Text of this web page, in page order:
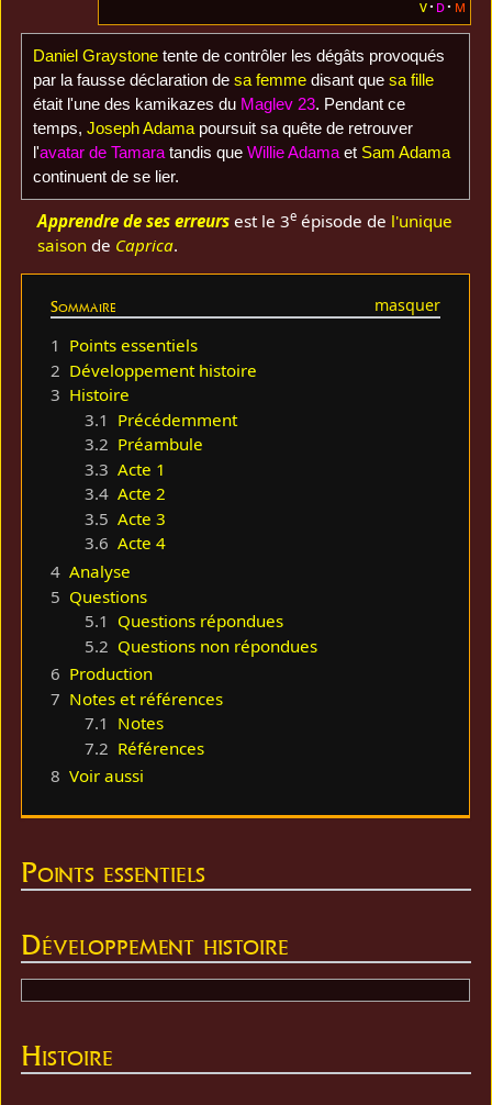
v d m
Daniel Graystonetente de contrôler les dégâts provoqués
par la fausse déclaration de sa femmedisant que sa fille
était l'une des kamikazes du Maglev 23. Pendant ce
temps, Joseph Adamapoursuit sa quête de retrouver
l'avatar de Tamaratandis que Willie Adamaet Sam Adama
continuent de se lier.
Apprendre de ses erreurs est le 3e épisode de l'unique
saison de Caprica.
Sommaire
1 Points essentiels
2 Développement histoire
3 Histoire
3.1 Précédemment
3.2 Préambule
3.3 Acte 1
3.4 Acte 2
3.5 Acte 3
3.6 Acte 4
4 Analyse
5 Questions
5.1 Questions répondues
5.2 Questions non répondues
6 Production
7 Notes et références
7.1 Notes
7.2 Références
8 Voir aussi
Points essentiels
Développement histoire
Histoire